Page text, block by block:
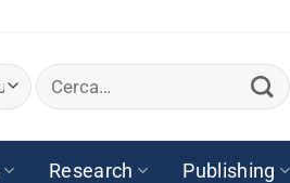
Cerca:
Research Publishing